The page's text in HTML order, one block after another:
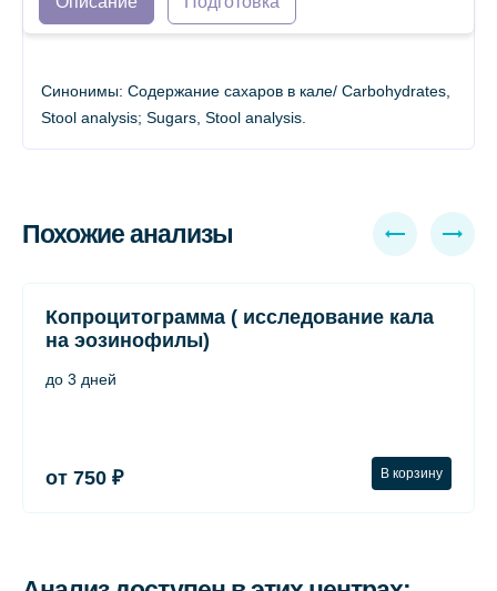
Синонимы: Содержание сахаров в кале/ Carbohydrates,
Stool analysis; Sugars, Stool analysis.
Похожие анализы
Копроцитограмма ( исследование кала
на эозинофилы)
до 3 дней
от 750 ₽ В корзину